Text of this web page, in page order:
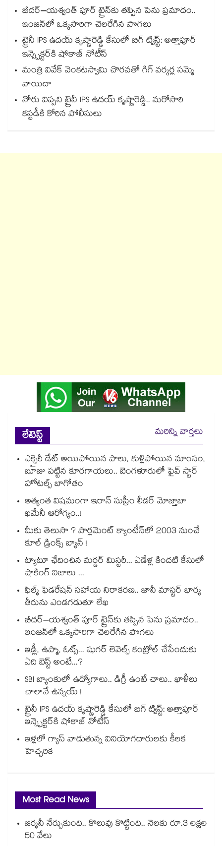
బీదర్–యశ్వంత్ పూర్ ట్రైన్‎కు తప్పిన పెను ప్రమాదం..
ఇంజన్‎లో ఒక్కసారిగా చెలరేగిన పొగలు
ట్రైనీ IPS ఉదయ్ కృష్ణారెడ్డి కేసులో బిగ్ ట్విస్ట్: అత్తాపూర్
ఇన్స్పెక్టర్‎కి షోకాజ్ నోటీస్
మంత్రి వివేక్ వెంకటస్వామి చొరవతో గిగ్ వర్కర్ల సమ్మె
వాయిదా
నోరు విప్పని ట్రైనీ IPS ఉదయ్ కృష్ణారెడ్డి.. మరోసారి
కస్టడీకి కోరిన పోలీసులు
లేటెస్ట్
మరిన్ని వార్తలు
ఎక్సైరీ డేట్ అయిపోయిన పాలు, కుళ్లిపోయిన మాంసం,
బూజు పట్టిన కూరగాయలు.. బెంగళూరులో ఫైవ్ స్టార్
హోటల్స్ బాగోతం
అత్యంత విషమంగా ఇరాన్ సుప్రీం లీడర్ మోజ్తాబా
ఖమేనీ ఆరోగ్యం..!
మీకు తెలుసా ? పార్లమెంట్ క్యాంటీన్⁪లో 2003 నుంచే
కూల్ డ్రింక్స్ బ్యాన్ !
ట్యాటూ ఛేదించిన మర్డర్ మిస్టరీ... ఏడేళ్ల కిందటి కేసులో
షాకింగ్ నిజాలు ...
ఫిల్మ్ ఫెడరేషన్ సహాయ నిరాకరణ.. జానీ మాస్టర్ భార్య
తీరును ఎండగడుతూ లేఖ
బీదర్–యశ్వంత్ పూర్ ట్రైన్‎కు తప్పిన పెను ప్రమాదం..
ఇంజన్‎లో ఒక్కసారిగా చెలరేగిన పొగలు
ఇడ్లీ, ఉప్మా, ఓట్స్... షుగర్ లెవెల్స్ కంట్రోల్ చేసేందుకు
ఏది బెస్ట్ అంటే...?
SBI బ్యాంకులో ఉద్యోగాలు.. డిగ్రీ ఉంటే చాలు.. ఖాళీలు
చాలానే ఉన్నయ్ !
ట్రైనీ IPS ఉదయ్ కృష్ణారెడ్డి కేసులో బిగ్ ట్విస్ట్: అత్తాపూర్
ఇన్స్పెక్టర్‎కి షోకాజ్ నోటీస్
ఇళ్లలో గ్యాస్ వాడుతున్న వినియోగదారులకు కీలక
హెచ్చరిక
Most Read News
జర్మనీ నేర్చుకుంది.. కొలువు కొట్టింది.. నెలకు రూ.3 లక్షల
50 వేలు